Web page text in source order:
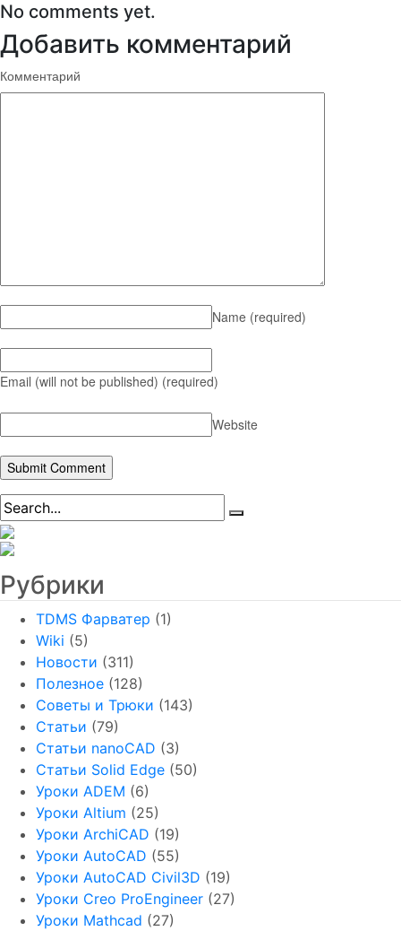
No comments yet.
Добавить комментарий
Комментарий
Name (required)
Email (will not be published) (required)
Website
Рубрики
TDMS Фарватер (1)
Wiki (5)
Новости (311)
Полезное (128)
Советы и Трюки (143)
Статьи (79)
Статьи nanoCAD (3)
Статьи Solid Edge (50)
Уроки ADEM (6)
Уроки Altium (25)
Уроки ArchiCAD (19)
Уроки AutoCAD (55)
Уроки AutoCAD Civil3D (19)
Уроки Creo ProEngineer (27)
Уроки Mathcad (27)